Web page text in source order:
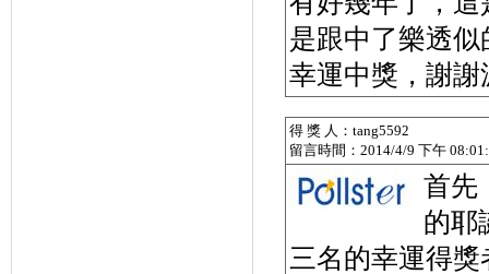
是跟中了樂透
幸運中獎，謝
得 獎 人：tang5592
留言時間：2014/4/9 下午
首先
的耶
三名的幸運得